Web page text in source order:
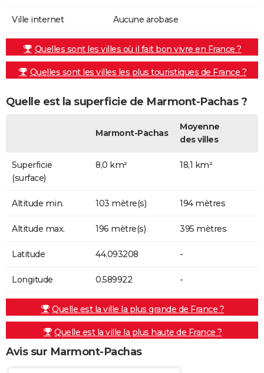
Ville internet Aucune arobase
Quelles sont les villes où il fait bon vivre en France ?
Quelles sont les villes les plus touristiques de France ?
Quelle est la superficie de Marmont-Pachas ?
Marmont-Pachas
Moyenne
des villes
Superficie
(surface)
8,0 km² 18,1 km²
Altitude min. 103 mètre(s) 194 mètres
Altitude max. 196 mètre(s) 395 mètres
Latitude 44.093208 -
Longitude 0.589922 -
Quelle est la ville la plus grande de France ?
Quelle est la ville la plus haute de France ?
Avis sur Marmont-Pachas